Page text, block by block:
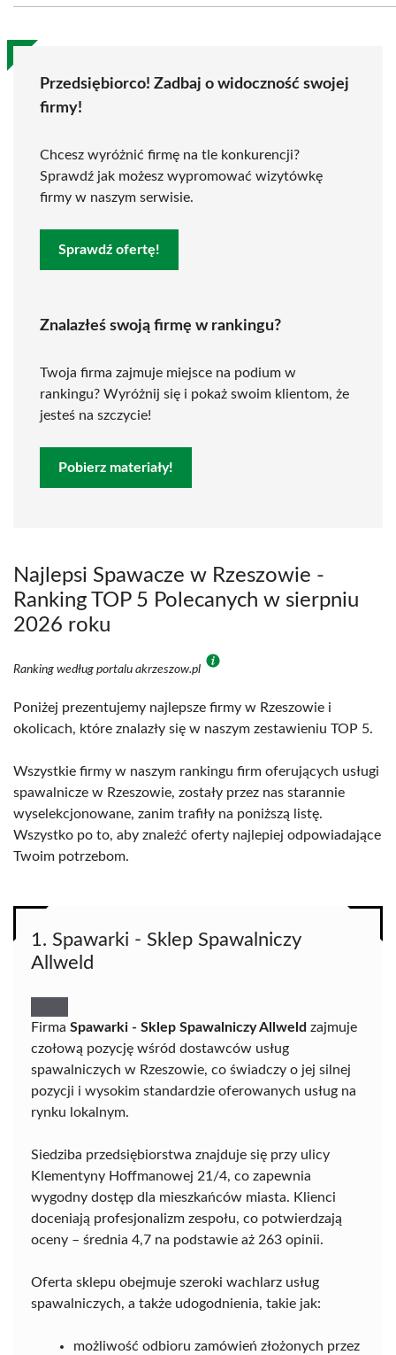
Przedsiębiorco! Zadbaj o widoczność swojej
firmy!
Chcesz wyróżnić firmę na tle konkurencji?
Sprawdź jak możesz wypromować wizytówkę
firmy w naszym serwisie.
Sprawdź ofertę!
Znalazłeś swoją firmę w rankingu?
Twoja firma zajmuje miejsce na podium w
rankingu? Wyróżnij się i pokaż swoim klientom, że
jesteś na szczycie!
Pobierz materiały!
Najlepsi Spawacze w Rzeszowie -
Ranking TOP 5 Polecanych w sierpniu
2026 roku
Ranking według portalu akrzeszow.pl
Poniżej prezentujemy najlepsze firmy w Rzeszowie i
okolicach, które znalazły się w naszym zestawieniu TOP 5.
Wszystkie firmy w naszym rankingu firm oferujących usługi
spawalnicze w Rzeszowie, zostały przez nas starannie
wyselekcjonowane, zanim trafiły na poniższą listę.
Wszystko po to, aby znaleźć oferty najlepiej odpowiadające
Twoim potrzebom.
1. Spawarki - Sklep Spawalniczy
Allweld
Firma Spawarki - Sklep Spawalniczy Allweld zajmuje
czołową pozycję wśród dostawców usług
spawalniczych w Rzeszowie, co świadczy o jej silnej
pozycji i wysokim standardzie oferowanych usług na
rynku lokalnym.
Siedziba przedsiębiorstwa znajduje się przy ulicy
Klementyny Hoffmanowej 21/4, co zapewnia
wygodny dostęp dla mieszkańców miasta. Klienci
doceniają profesjonalizm zespołu, co potwierdzają
oceny – średnia 4,7 na podstawie aż 263 opinii.
Oferta sklepu obejmuje szeroki wachlarz usług
spawalniczych, a także udogodnienia, takie jak:
możliwość odbioru zamówień złożonych przez